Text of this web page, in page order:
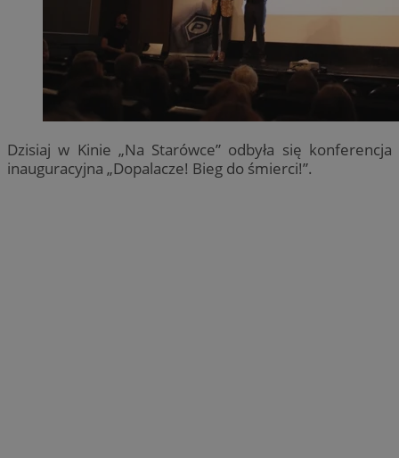
Dzisiaj w Kinie „Na Starówce” odbyła się konferencja
inauguracyjna „Dopalacze! Bieg do śmierci!”.